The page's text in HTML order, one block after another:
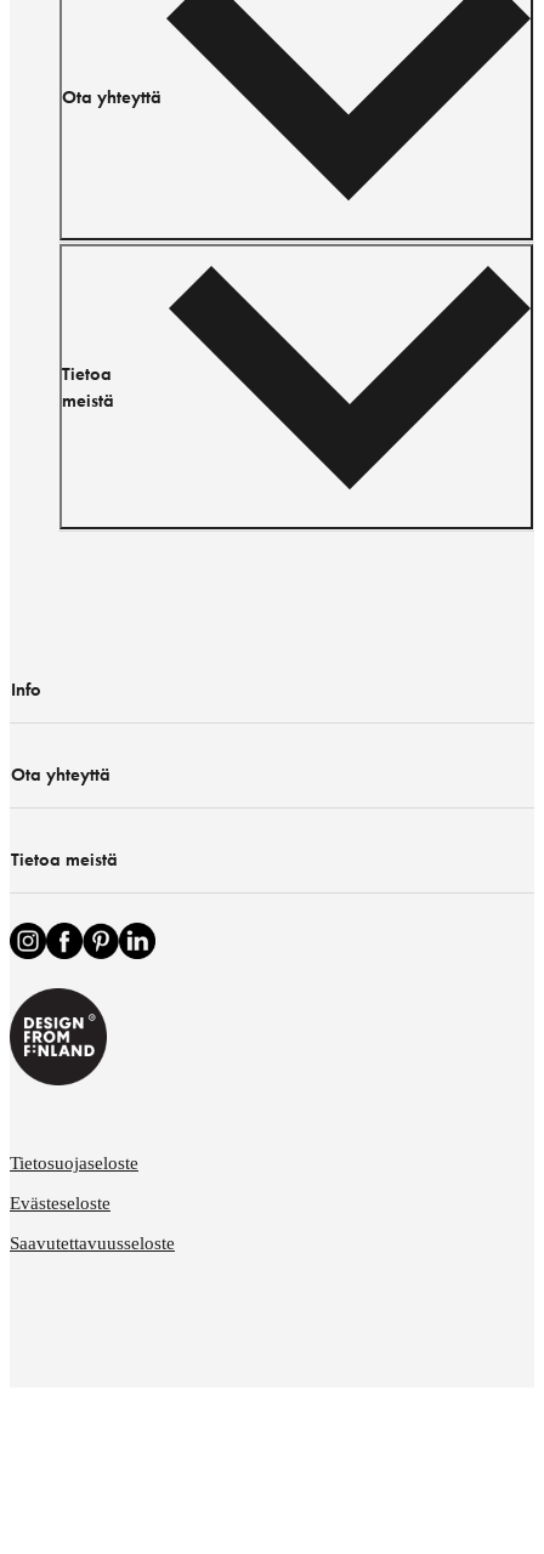
Ota yhteyttä
Tietoa
meistä
Info
Ota yhteyttä
Tietoa meistä
Tietosuojaseloste
Evästeseloste
Saavutettavuusseloste